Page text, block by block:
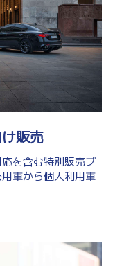
販売
を含む特別販売プ
車から個人利用車